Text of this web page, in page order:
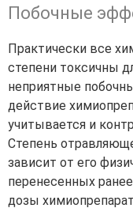
Побочные
Практически все
степени токсичны
неприятные
действие
учитывается и
Степень
зависит от его
перенесенных
дозы